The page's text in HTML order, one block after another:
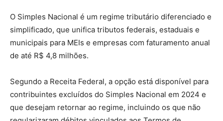
O Simples Nacional é um regime tributário diferenciado e
simplificado, que unifica tributos federais, estaduais e
municipais para MEIs e empresas com faturamento anual
de até R$ 4,8 milhões.
Segundo a Receita Federal, a opção está disponível para
contribuintes excluídos do Simples Nacional em 2024 e
que desejam retornar ao regime, incluindo os que não